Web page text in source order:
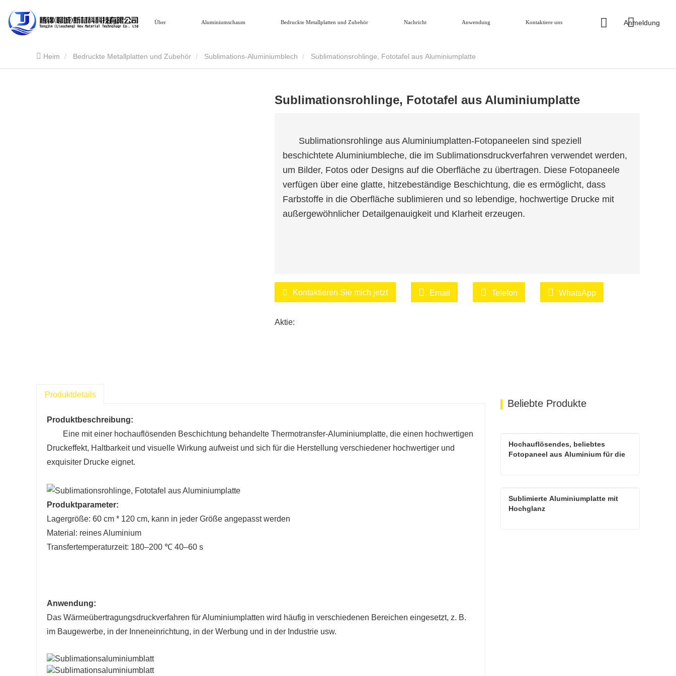
Heim Über Aluminiumschaum Bedruckte Metallplatten und Zubehör Nachricht Anwendung Kontaktiere uns Anmeldung
Heim Bedruckte Metallplatten und Zubehör Sublimations-Aluminiumblech Sublimationsrohlinge, Fototafel aus Aluminiumplatte
Sublimationsrohlinge, Fototafel aus Aluminiumplatte
Sublimationsrohlinge aus Aluminiumplatten-Fotopaneelen sind speziell
beschichtete Aluminiumbleche, die im Sublimationsdruckverfahren verwendet werden,
um Bilder, Fotos oder Designs auf die Oberfläche zu übertragen. Diese Fotopaneele
verfügen über eine glatte, hitzebeständige Beschichtung, die es ermöglicht, dass
Farbstoffe in die Oberfläche sublimieren und so lebendige, hochwertige Drucke mit
außergewöhnlicher Detailgenauigkeit und Klarheit erzeugen.
Kontaktieren Sie mich jetzt Email Telefon WhatsApp
Aktie:
Produktdetails
Produktbeschreibung:
Eine mit einer hochauflösenden Beschichtung behandelte Thermotransfer-Aluminiumplatte, die einen hochwertigen
Druckeffekt, Haltbarkeit und visuelle Wirkung aufweist und sich für die Herstellung verschiedener hochwertiger und
exquisiter Drucke eignet.
Produktparameter:
Lagergröße: 60 cm * 120 cm, kann in jeder Größe angepasst werden
Material: reines Aluminium
Transfertemperaturzeit: 180–200 ℃ 40–60 s
Anwendung:
Das Wärmeübertragungsdruckverfahren für Aluminiumplatten wird häufig in verschiedenen Bereichen eingesetzt, z. B.
im Baugewerbe, in der Inneneinrichtung, in der Werbung und in der Industrie usw.
Beliebte Produkte
Hochauflösendes, beliebtes
Fotopaneel aus Aluminium für die
Kontaktieren Sie mich jetzt
Sublimierte Aluminiumplatte mit
Hochglanz